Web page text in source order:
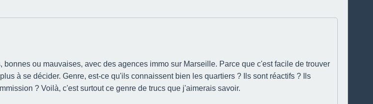
ou mauvaises, avec des agences immo sur Marseille. Parce que c'est facile de trouver
à se décider. Genre, est-ce qu'ils connaissent bien les quartiers ? Ils sont réactifs ? Ils
? Voilà, c'est surtout ce genre de trucs que j'aimerais savoir.